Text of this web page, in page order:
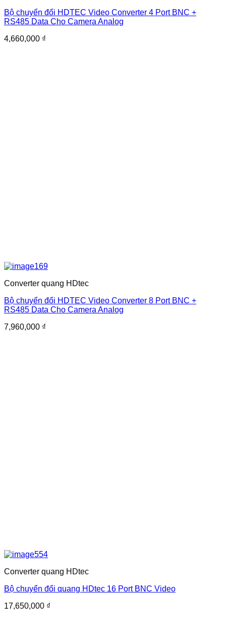
Bộ chuyển đổi HDTEC Video Converter 4 Port BNC +
RS485 Data Cho Camera Analog
4,660,000 ₫
Converter quang HDtec
Bộ chuyển đổi HDTEC Video Converter 8 Port BNC +
RS485 Data Cho Camera Analog
7,960,000 ₫
Converter quang HDtec
Bộ chuyển đổi quang HDtec 16 Port BNC Video
17,650,000 ₫